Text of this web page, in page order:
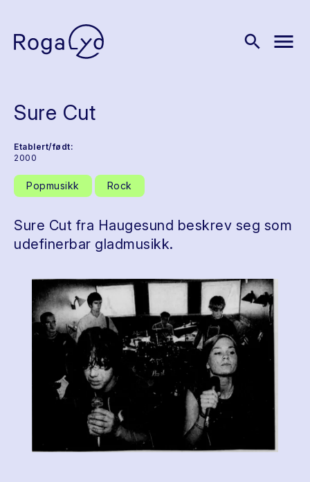
search menu
Sure Cut
Etablert/født:
2000
Popmusikk Rock
Sure Cut fra Haugesund beskrev seg som
udefinerbar gladmusikk.